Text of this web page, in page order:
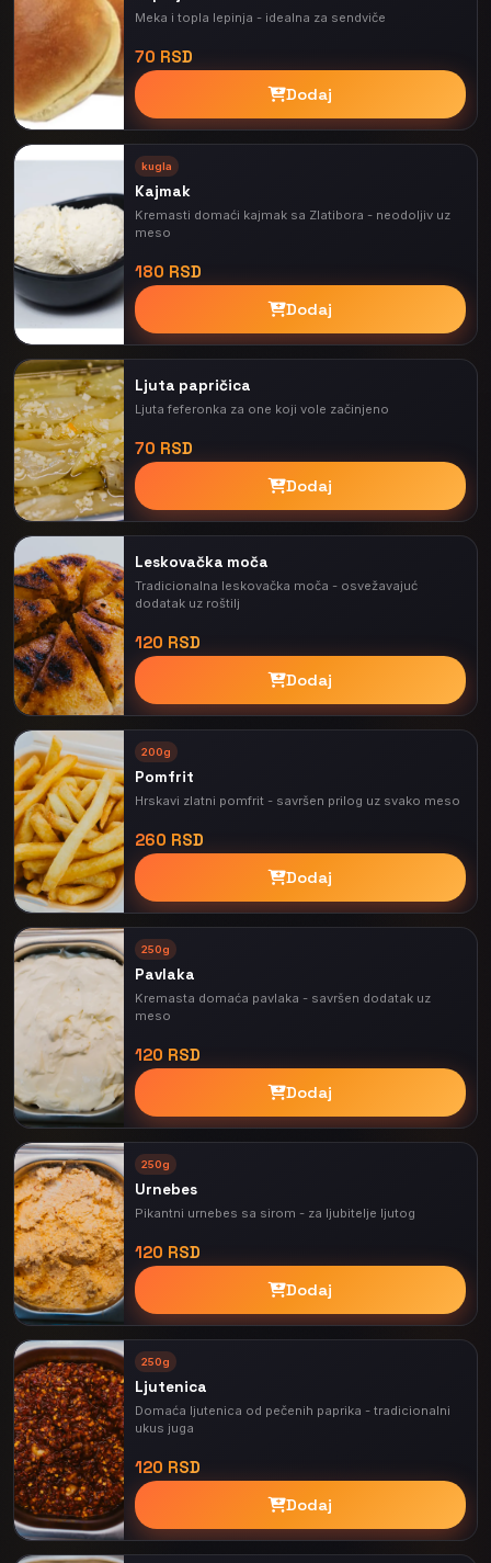
Meka i topla lepinja - idealna za sendviče
70 RSD
Dodaj
kugla
Kajmak
Kremasti domaći kajmak sa Zlatibora - neodoljiv uz
meso
180 RSD
Dodaj
Ljuta papričica
Ljuta feferonka za one koji vole začinjeno
70 RSD
Dodaj
Leskovačka moča
Tradicionalna leskovačka moča - osvežavajuć
dodatak uz roštilj
120 RSD
Dodaj
200g
Pomfrit
Hrskavi zlatni pomfrit - savršen prilog uz svako meso
260 RSD
Dodaj
250g
Pavlaka
Kremasta domaća pavlaka - savršen dodatak uz
meso
120 RSD
Dodaj
250g
Urnebes
Pikantni urnebes sa sirom - za ljubitelje ljutog
120 RSD
Dodaj
250g
Ljutenica
Domaća ljutenica od pečenih paprika - tradicionalni
ukus juga
120 RSD
Dodaj